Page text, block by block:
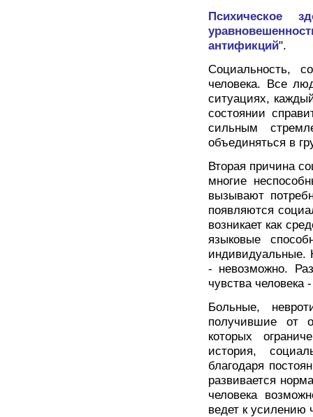
Психическое
антификций".
Социальность,
человека. Все
ситуациях,
состоянии
сильным
объединяться в
Вторая причина
многие
вызывают
появляются
возникает как
языковые
индивидуальные.
- невозможно.
чувства человека
Больные,
получившие от
которых
история,
благодаря
развивается
человека
ведет к усилению